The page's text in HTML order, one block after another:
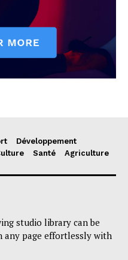
Développement
Santé Agriculture
studio library can be
any page effortlessly with